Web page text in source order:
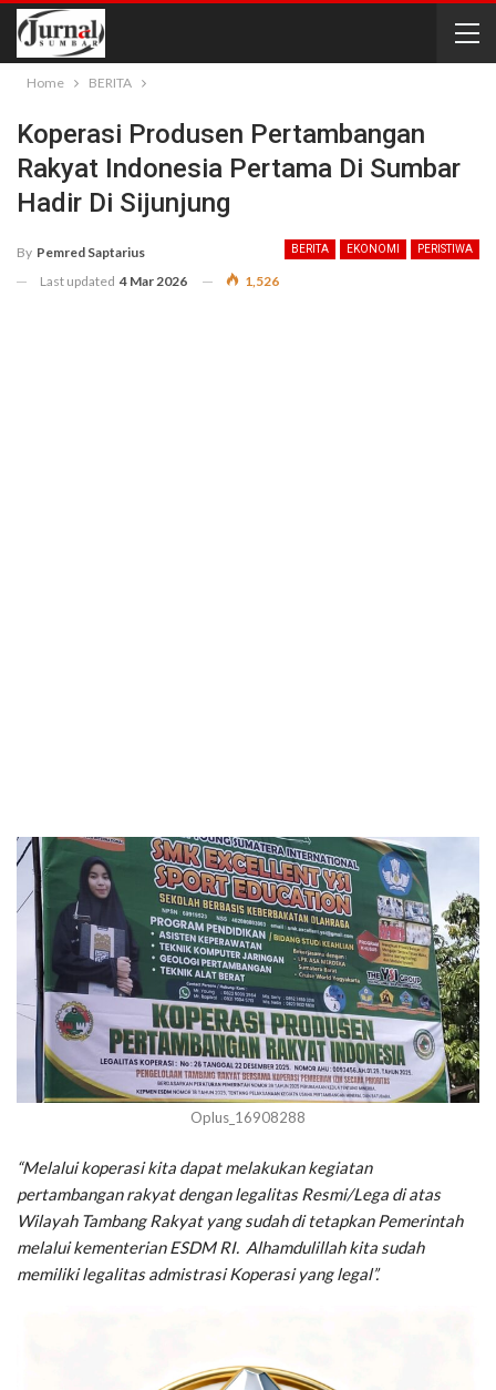
Home BERITA
Koperasi Produsen Pertambangan
Rakyat Indonesia Pertama Di Sumbar
Hadir Di Sijunjung
BERITA EKONOMI PERISTIWA
By Pemred Saptarius
Last updated 4 Mar 2026 1,526
Oplus_16908288
“Melalui koperasi kita dapat melakukan kegiatan
pertambangan rakyat dengan legalitas Resmi/Lega di atas
Wilayah Tambang Rakyat yang sudah di tetapkan Pemerintah
melalui kementerian ESDM RI. Alhamdulillah kita sudah
memiliki legalitas admistrasi Koperasi yang legal”.